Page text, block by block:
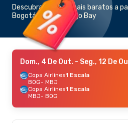
Descubra os voos mais baratos a
Bogotá para Montego Bay
Dom., 4 De Out. - Seg., 12 De
Copa Airlines1 Escala
BOG- MBJ
Copa Airlines1 Escala
MBJ- BOG